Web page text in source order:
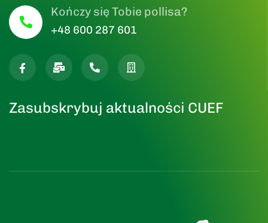
Kończy się Tobie pollisa?
+48 600 287 601
Zasubskrybuj aktualności CUEF